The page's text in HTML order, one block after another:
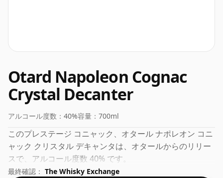
Otard Napoleon Cognac
Crystal Decanter
アルコール度数： 40%容量： 700ml
このプレステージ コニャック、オタール ナポレオン コニ
ャック クリスタル デキャンタは、オタールからのリリー
スで、アルコール度数 40% です。
最終確認： The Whisky Exchange